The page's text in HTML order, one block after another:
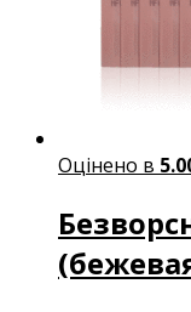
Оцінено в